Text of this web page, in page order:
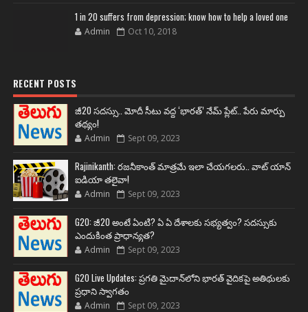
1 in 20 suffers from depression; know how to help a loved one
Admin Oct 10, 2018
RECENT POSTS
జీ20 సదస్సు.. మోదీ సీటు వద్ద ‘భారత్’ నేమ్ ప్లేట్‌.. పేరు మార్పు
తథ్యం!
Admin Sept 09, 2023
Rajinikanth: రజనీకాంత్ మాత్రమే ఇలా చేయగలరు.. వాట్ యాన్
ఐడియా తలైవా!
Admin Sept 09, 2023
G20: జీ20 అంటే ఏంటి? ఏ ఏ దేశాలకు సభ్యత్వం? సదస్సుకు
ఎందుకింత ప్రాధాన్యత?
Admin Sept 09, 2023
G20 Live Updates: ప్రగతి మైదాన్‌లోని భారత్ వైదికపై అతిథులకు
ప్రధాని స్వాగతం
Admin Sept 09, 2023